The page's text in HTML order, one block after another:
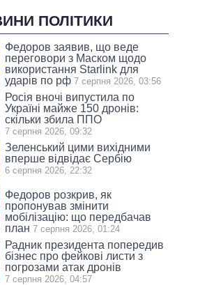
ПОЛІТИКИ
Федоров заявив, що веде
переговори з Маском щодо
використання Starlink для
ударів по рф 7 серпня 2026, 03:56
Росія вночі випустила по
Україні майже 150 дронів:
скільки збила ППО
7 серпня 2026, 09:32
Зеленський цими вихідними
вперше відвідає Сербію
6 серпня 2026, 22:32
Федоров розкрив, як
пропонував змінити
мобілізацію: що передбачав
план 7 серпня 2026, 01:24
Радник президента попередив
бізнес про фейкові листи з
погрозами атак дронів
7 серпня 2026, 04:57